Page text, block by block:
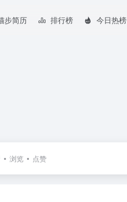
步简历 排行榜 今日热榜
浏览 点赞